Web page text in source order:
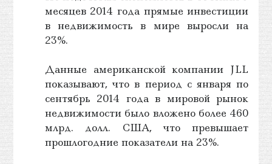
месяцев 2014 года прямые инвестиции
в недвижимость в мире выросли на
23%.
Данные американской компании JLL
показывают, что в период с января по
сентябрь 2014 года в мировой рынок
недвижимости было вложено более 460
млрд. долл. США, что превышает
прошлогодние показатели на 23%.